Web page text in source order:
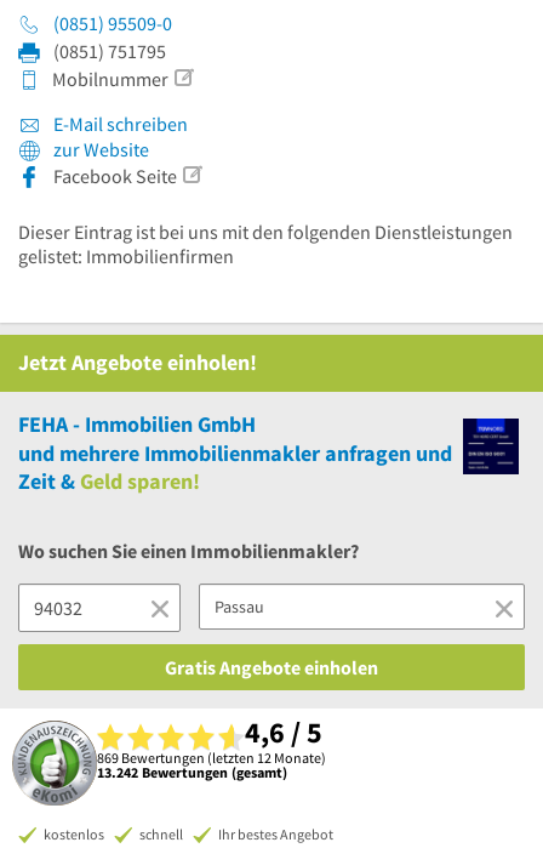
(0851) 95509-0
(0851) 751795
Mobilnummer
E-Mail schreiben
zur Website
Facebook Seite
Dieser Eintrag ist bei uns mit den folgenden Dienstleistungen
gelistet: Immobilienfirmen
Jetzt Angebote einholen!
FEHA - Immobilien GmbH
und mehrere Immobilienmakler anfragen und
Zeit &Geld sparen!
Wo suchen Sie einen Immobilienmakler?
Gratis Angebote einholen
4,6 / 5
869 Bewertungen (letzten 12 Monate)
13.242 Bewertungen (gesamt)
kostenlos schnell Ihr bestes Angebot